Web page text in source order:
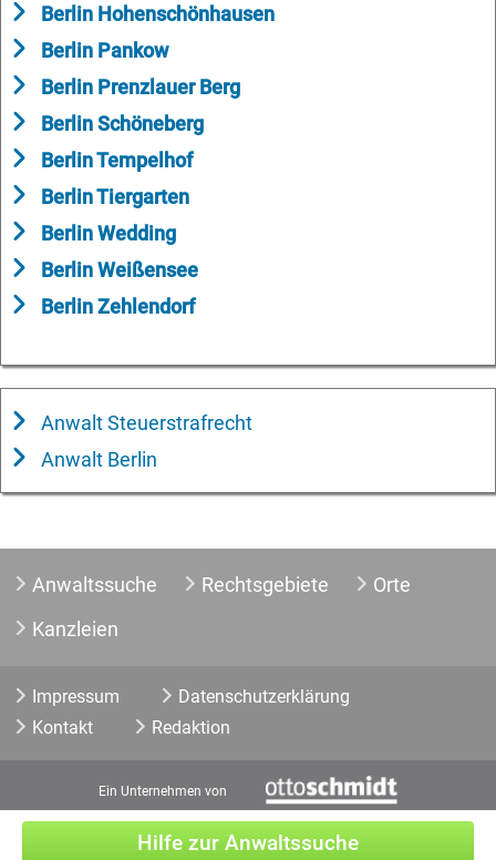
Hilfe zur Anwaltssuche
Berlin Hohenschönhausen
Berlin Pankow
Berlin Prenzlauer Berg
Berlin Schöneberg
Berlin Tempelhof
Berlin Tiergarten
Berlin Wedding
Berlin Weißensee
Berlin Zehlendorf
Anwalt Steuerstrafrecht
Anwalt Berlin
Anwaltssuche Rechtsgebiete
Orte
Kanzleien
Impressum
Datenschutzerklärung
Kontakt
Redaktion
Ein Unternehmen von